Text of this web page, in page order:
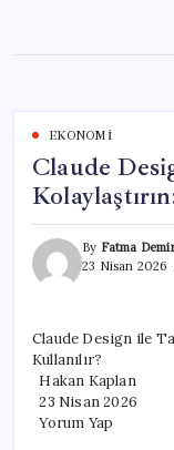
content
EKONOMI
Claude
By Fatma
23 Nisan 2026
Claude Design ile
Kullanılır?
Hakan Kaplan
23 Nisan 2026
Yorum Yap